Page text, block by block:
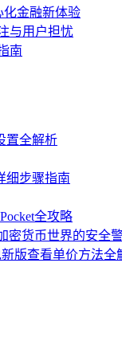
化金融新体验
与用户担忧
南
置全解析
细步骤指南
全攻略
密货币世界的安全
版查看单价方法全